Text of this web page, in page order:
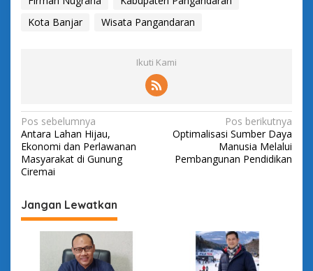
Kota Banjar
Wisata Pangandaran
Ikuti Kami
N
a
v
i
g
a
Pos sebelumnya
Antara Lahan Hijau,
Ekonomi dan Perlawanan
Masyarakat di Gunung
Ciremai
Pos berikutnya
Optimalisasi Sumber Daya
Manusia Melalui
Pembangunan Pendidikan
Jangan Lewatkan